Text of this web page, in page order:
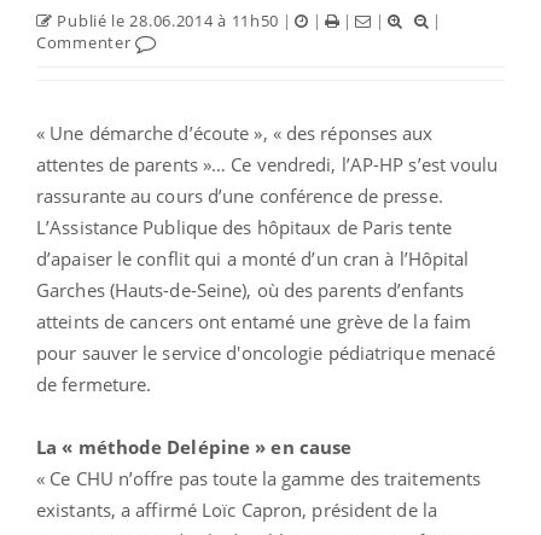
Publié le 28.06.2014 à 11h50 | | | |
|
Commenter
« Une démarche d’écoute », « des réponses aux
attentes de parents »… Ce vendredi, l’AP-HP s’est voulu
rassurante au cours d’une conférence de presse.
L’Assistance Publique des hôpitaux de Paris tente
d’apaiser le conflit qui a monté d’un cran à l’Hôpital
Garches (Hauts-de-Seine), où des parents d’enfants
atteints de cancers ont entamé une grève de la faim
pour sauver le service d'oncologie pédiatrique menacé
de fermeture.
La « méthode Delépine » en cause
« Ce CHU n’offre pas toute la gamme des traitements
existants, a affirmé Loïc Capron, président de la